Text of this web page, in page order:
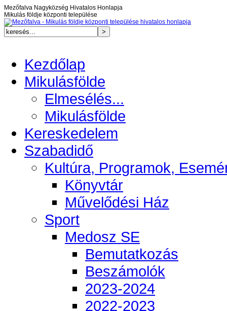
Mezőfalva Nagyközség Hivatalos Honlapja
Mikulás földje központi települése
Kezdőlap
Mikulásfölde
Elmesélés...
Mikulásfölde
Kereskedelem
Szabadidő
Kultúra, Programok,
Könyvtár
Művelődési Ház
Sport
Medosz SE
Bemutatkozás
Beszámolók
2023-2024
2022-2023